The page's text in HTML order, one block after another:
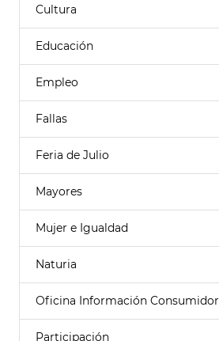
Cultura
Educación
Empleo
Fallas
Feria de Julio
Mayores
Mujer e Igualdad
Naturia
Oficina Información Consumidor
Participación